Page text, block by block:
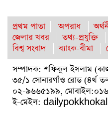
প্রথম পাতা অপরাধ
জেলার খবর
তথ্য-প্রযুক্তি
বিশ্ব সংবাদ
ব্যাংক-বীমা
সম্পাদক: শফিকুল ইসলাম
৩৫/১ সোনারগাঁও রোড (৪র্থ
০২-৯৬৬৫১৯৯,
ই-মেইল: